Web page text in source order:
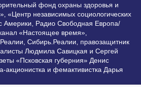
фонд охраны здоровья и
«Центр независимых социологических
Америки, Радио Свободная Европа/
«Настоящее время»,
Сибирь.Реалии, правозащитник
Людмила Савицкая и Сергей
«Псковская губерния» Денис
акционистка и фемактивистка Дарья